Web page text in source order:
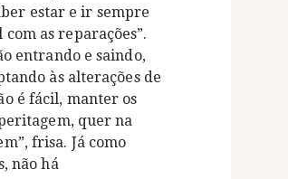
estar e ir sempre
as reparações”.
entrando e saindo,
às alterações de
é fácil, manter os
quer na
frisa. Já como
não há